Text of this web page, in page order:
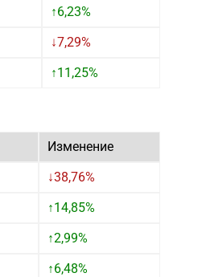
↑6,23%
↓7,29%
↑11,25%
Изменение
↓38,76%
↑14,85%
↑2,99%
↑6,48%